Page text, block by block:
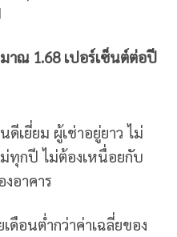
ณ 1.68 เปอร์เซ็นต์ต่อปี
ดีเยี่ยม ผู้เช่าอยู่ยาว ไม่
ม่ทุกปี ไม่ต้องเหนื่อยกับ
อาคาร
ดือนต่ำกว่าค่าเฉลี่ยของ